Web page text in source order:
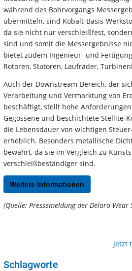
während des Bohrvorgangs
übermitteln, sind Kobalt-Basis-
da sie nicht nur verschleißfest,
sind und somit die Messergebnisse
bietet zudem Ingenieur- und
Rotoren, Statoren, Laufräder,
Auch der Downstream-Bereich, der
Verarbeitung und Vermarktung von
beschäftigt, stellt hohe
Gegossene und beschichtete Stellite-
die Lebensdauer von wichtigen
erheblich. Besonders metallische
bewährt, da sie im Vergleich zu
verschleißbeständiger sind.
Weitere Informationen
(Quelle: Pressemeldung der Deloro Wear
Jetzt
Schlagworte